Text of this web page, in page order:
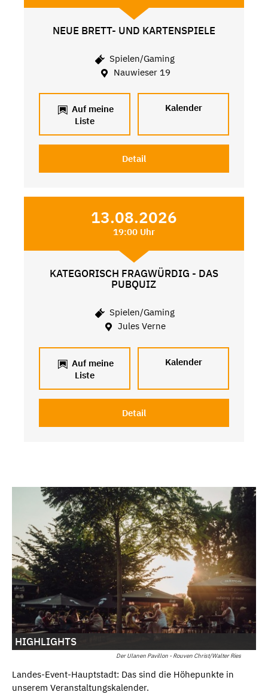
NEUE BRETT- UND KARTENSPIELE
Spielen/Gaming
Nauwieser 19
Auf meine
Liste
Kalender
Detail
13.08.2026
19:00 Uhr
KATEGORISCH FRAGWÜRDIG - DAS
PUBQUIZ
Spielen/Gaming
Jules Verne
Auf meine
Liste
Kalender
Detail
Der Ulanen Pavillon - Rouven Christ/Walter Ries
HIGHLIGHTS
Landes-Event-Hauptstadt: Das sind die Höhepunkte in
unserem Veranstaltungskalender.